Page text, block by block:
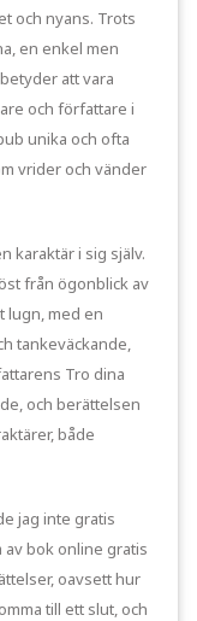
och nyans. Trots
en enkel men
att vara
och författare i
unika och ofta
vrider och vänder
karaktär i sig själv.
från ögonblick av
lugn, med en
tankeväckande,
Tro dina
och berättelsen
både
jag inte gratis
av bok online gratis
oavsett hur
till ett slut, och